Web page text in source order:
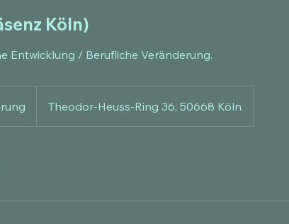
Köln)
Entwicklung / Berufliche Veränderung.
Theodor-Heuss-Ring 36, 50668 Köln